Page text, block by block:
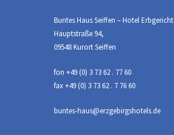
Buntes Haus Seiffen – Hotel Erbgericht
Hauptstraße 94,
09548 Kurort Seiffen
fon +49 (0) 3 73 62 . 77 60
fax +49 (0) 3 73 62 . 7 76 60
buntes-haus@erzgebirgshotels.de